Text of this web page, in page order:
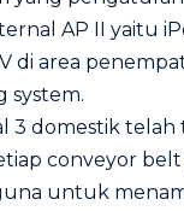
AP II yaitu
di area
system.
3 domestik telah
conveyor
untuk